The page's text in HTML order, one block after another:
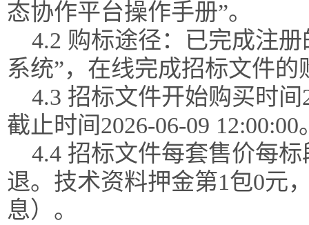
态协作平台操作手册”。
4.2 购标途径：已完成注
系统”，在线完成招标文件的
4.3 招标文件开始购买时间
截止时间2026-06-09 12:00:00
4.4 招标文件每套售价每
退。技术资料押金第1包0元
息）。